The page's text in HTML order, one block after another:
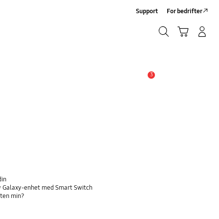
Support For bedrifter
3
enhet med Smart Switch
min?